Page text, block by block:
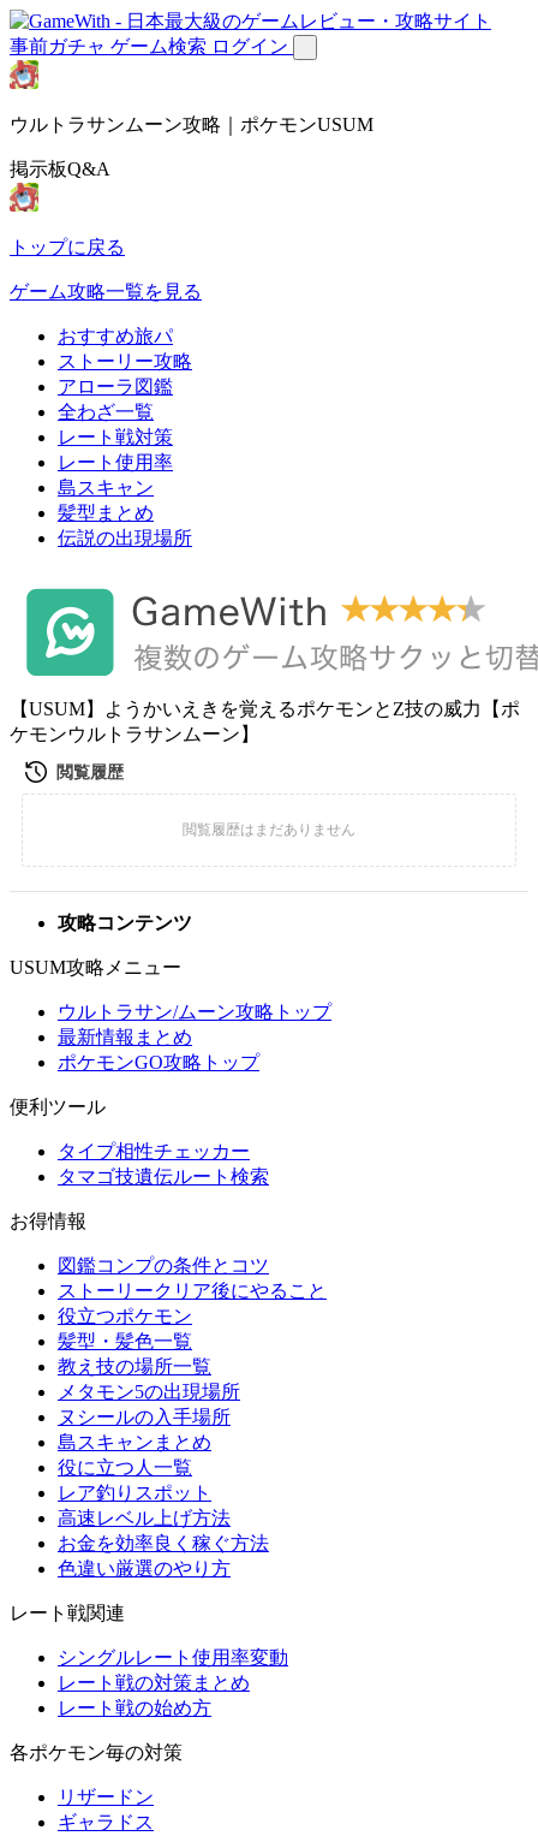
事前ガチャ ゲーム検索 ログイン
ウルトラサンムーン攻略｜ポケモンUSUM
掲示板Q&A
トップに戻る
ゲーム攻略一覧を見る
おすすめ旅パ
ストーリー攻略
アローラ図鑑
全わざ一覧
レート戦対策
レート使用率
島スキャン
髪型まとめ
伝説の出現場所
【USUM】ようかいえきを覚えるポケモンとZ技の威力【ポ
ケモンウルトラサンムーン】
攻略コンテンツ
USUM攻略メニュー
ウルトラサン/ムーン攻略トップ
最新情報まとめ
ポケモンGO攻略トップ
便利ツール
タイプ相性チェッカー
タマゴ技遺伝ルート検索
お得情報
図鑑コンプの条件とコツ
ストーリークリア後にやること
役立つポケモン
髪型・髪色一覧
教え技の場所一覧
メタモン5の出現場所
ヌシールの入手場所
島スキャンまとめ
役に立つ人一覧
レア釣りスポット
高速レベル上げ方法
お金を効率良く稼ぐ方法
色違い厳選のやり方
レート戦関連
シングルレート使用率変動
レート戦の対策まとめ
レート戦の始め方
各ポケモン毎の対策
リザードン
ギャラドス